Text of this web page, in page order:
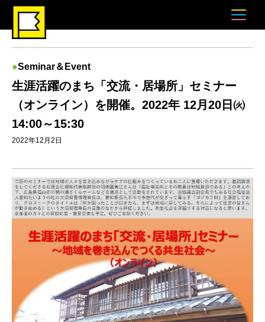
Seminar＆Event
生涯活躍のまち「交流・居場所」セミナー
（オンライン）を開催。2022年 12月20日㈫
14:00～15:30
2022年12月2日